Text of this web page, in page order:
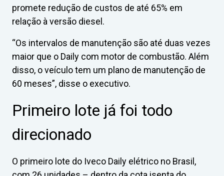
promete redução de custos de até 65% em
relação à versão diesel.
“Os intervalos de manutenção são até duas vezes
maior que o Daily com motor de combustão. Além
disso, o veículo tem um plano de manutenção de
60 meses”, disse o executivo.
Primeiro lote já foi todo
direcionado
O primeiro lote do Iveco Daily elétrico no Brasil,